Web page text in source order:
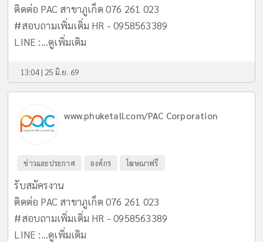
ติดต่อ PAC สาขาภูเก็ต 076 261 023
#สอบถามเพิ่มเติ่ม HR - 0958563389
LINE :...ดูเพิ่มเติม
13:04 | 25 มิ.ย. 69
www.phuketall.com/PAC Corporation
ข่าวและประกาศ องค์กร โฆษณาฟรี
รับสมัครงาน
ติดต่อ PAC สาขาภูเก็ต 076 261 023
#สอบถามเพิ่มเติ่ม HR - 0958563389
LINE :...ดูเพิ่มเติม